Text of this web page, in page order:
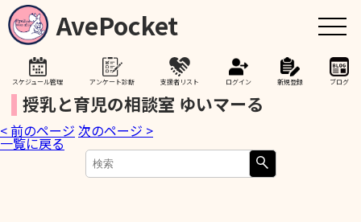
AvePocket
スケジュール管理 アンケート診断 支援者リスト ログイン 新規登録 ブログ
トップ
赤ちゃんが生まれたら
授乳と育児の相談室 ゆいマーる
< 前のページ 次のページ >
一覧に戻る